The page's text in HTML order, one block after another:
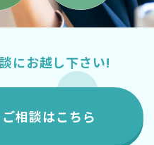
にお越し下さい!
相談はこちら